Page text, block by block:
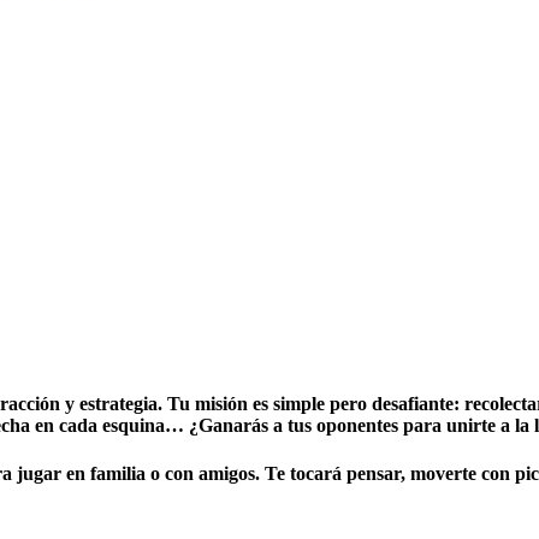
y estrategia. Tu misión es simple pero desafiante:
en cada esquina… ¿Ganarás a tus oponentes para unirte a la
jugar en familia o con amigos. Te tocará pensar, moverte con